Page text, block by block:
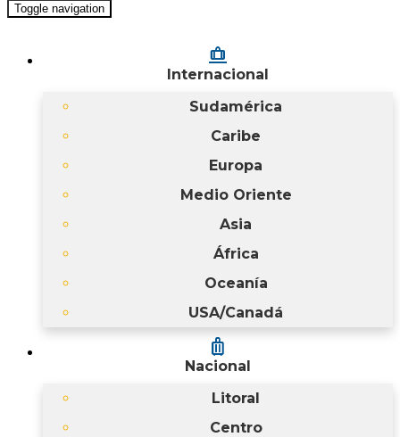
Toggle navigation
checked_bag
Internacional
Sudamérica
Caribe
Europa
Medio Oriente
Asia
África
Oceanía
USA/Canadá
luggage
Nacional
Litoral
Centro